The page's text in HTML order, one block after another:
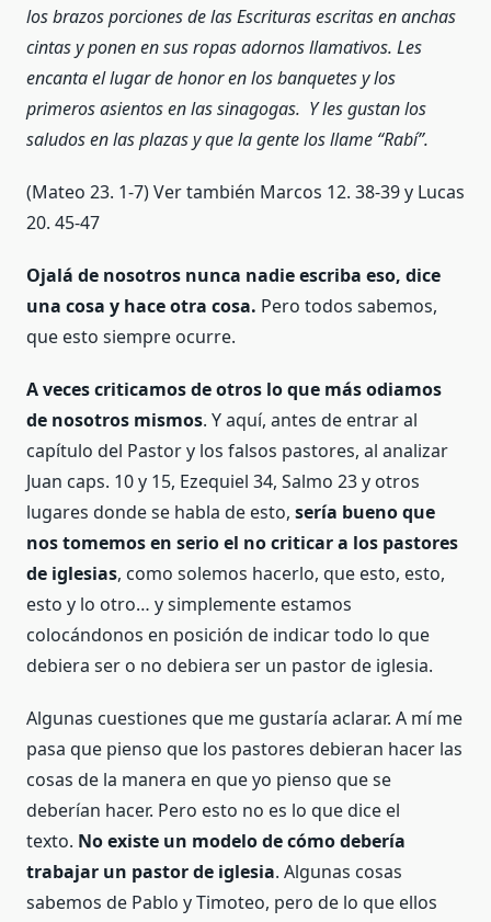
los brazos porciones de las Escrituras escritas en anchas
cintas y ponen en sus ropas adornos llamativos. Les
encanta el lugar de honor en los banquetes y los
primeros asientos en las sinagogas. Y les gustan los
saludos en las plazas y que la gente los llame “Rabí”.
(Mateo 23. 1-7) Ver también Marcos 12. 38-39 y Lucas
20. 45-47
Ojalá de nosotros nunca nadie escriba eso, dice
una cosa y hace otra cosa. Pero todos sabemos,
que esto siempre ocurre.
A veces criticamos de otros lo que más odiamos
de nosotros mismos. Y aquí, antes de entrar al
capítulo del Pastor y los falsos pastores, al analizar
Juan caps. 10 y 15, Ezequiel 34, Salmo 23 y otros
lugares donde se habla de esto, sería bueno que
nos tomemos en serio el no criticar a los pastores
de iglesias, como solemos hacerlo, que esto, esto,
esto y lo otro… y simplemente estamos
colocándonos en posición de indicar todo lo que
debiera ser o no debiera ser un pastor de iglesia.
Algunas cuestiones que me gustaría aclarar. A mí me
pasa que pienso que los pastores debieran hacer las
cosas de la manera en que yo pienso que se
deberían hacer. Pero esto no es lo que dice el
texto. No existe un modelo de cómo debería
trabajar un pastor de iglesia. Algunas cosas
sabemos de Pablo y Timoteo, pero de lo que ellos